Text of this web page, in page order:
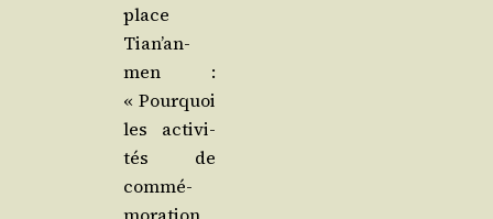
place
Tian’an­
men :
« Pour­quoi
les acti­vi­
tés de
com­mé­